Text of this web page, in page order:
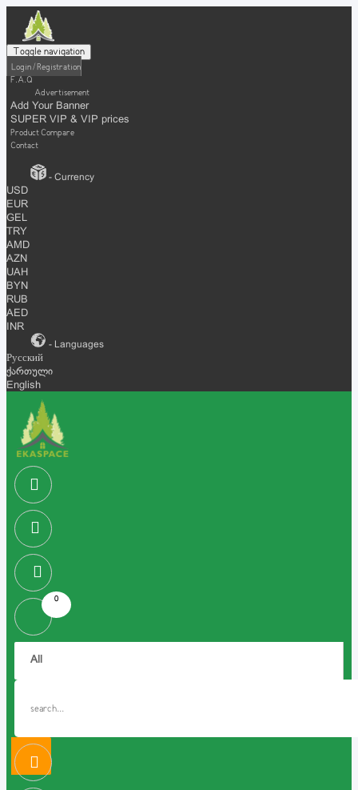
Toggle navigation
Login / Registration
F.A.Q
Advertisement
Add Your Banner
SUPER VIP & VIP prices
Product Compare
Contact
- Currency
USD
EUR
GEL
TRY
AMD
AZN
UAH
BYN
RUB
AED
INR
- Languages
Русский
ქართული
English
0